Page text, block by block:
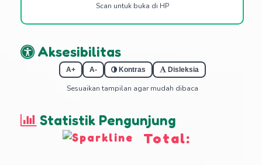
Scan untuk buka di HP
Aksesibilitas
A+ A- Kontras Disleksia
Sesuaikan tampilan agar mudah dibaca
Statistik Pengunjung
Total: